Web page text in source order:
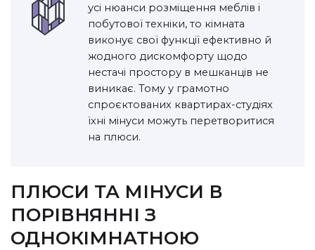
усі нюанси розміщення меблів і
побутової техніки, то кімната
виконує свої функції ефективно й
жодного дискомфорту щодо
нестачі простору в мешканців не
виникає. Тому у грамотно
спроєктованих квартирах-студіях
їхні мінуси можуть перетворитися
на плюси.
ПЛЮСИ ТА МІНУСИ В
ПОРІВНЯННІ З
ОДНОКІМНАТНОЮ